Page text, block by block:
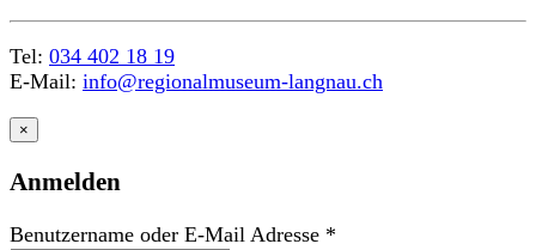
Tel: 034 402 18 19
E-Mail: info@regionalmuseum-langnau.ch
×
Anmelden
Benutzername oder E-Mail Adresse *